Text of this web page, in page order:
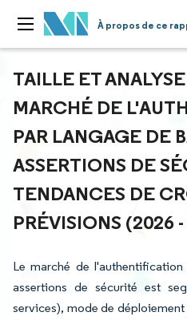
À propos de ce
TAILLE ET
MARCHÉ DE
PAR LANGAGE DE
ASSERTIONS DE
TENDANCES DE
PRÉVISIONS (2026
Le marché de
assertions de sécurité est
services), mode de